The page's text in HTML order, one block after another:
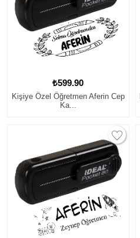
₺599.90
Kişiye Özel Öğretmen Aferin Cep
Ka...